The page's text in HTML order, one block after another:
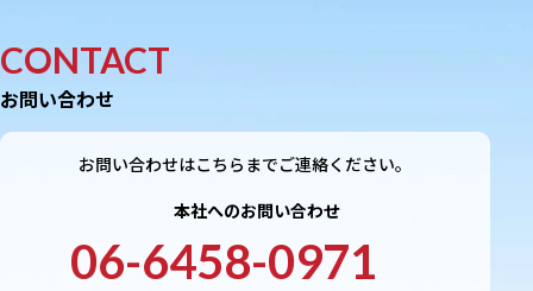
CONTACT
お問い合わせ
お問い合わせはこちらまでご連絡ください。
本社へのお問い合わせ
06-6458-0971